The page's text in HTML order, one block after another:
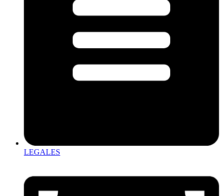
LEGALES